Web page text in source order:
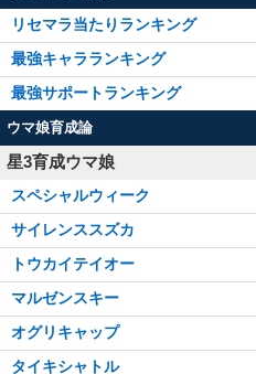
リセマラ当たりランキング
最強キャラランキング
最強サポートランキング
ウマ娘育成論
星3育成ウマ娘
スペシャルウィーク
サイレンススズカ
トウカイテイオー
マルゼンスキー
オグリキャップ
タイキシャトル